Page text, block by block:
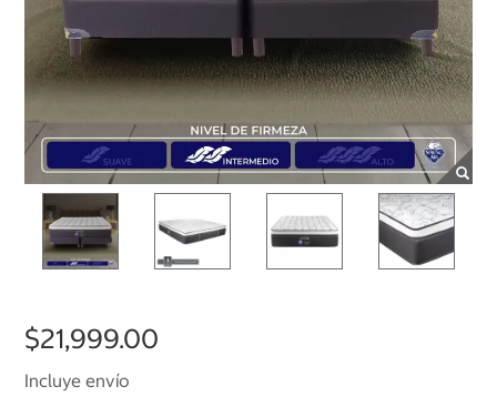
$21,999.00
Incluye envío